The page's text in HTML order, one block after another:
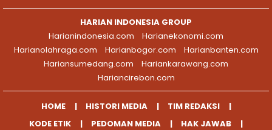
HARIAN INDONESIA GROUP
Harianindonesia.com
Harianekonomi.com
Harianolahraga.com
Harianbogor.com
Harianbanten.com
Hariansumedang.com
Hariankarawang.com
Hariancirebon.com
HOME HISTORI MEDIA
TIM REDAKSI
KODE ETIK
PEDOMAN MEDIA HAK JAWAB